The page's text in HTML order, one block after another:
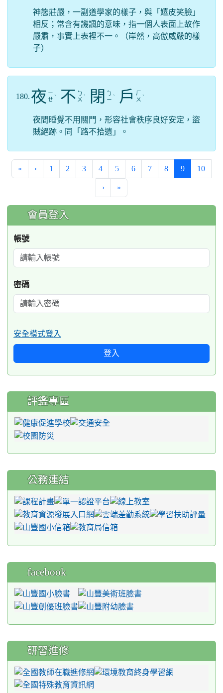
神態莊嚴，一副道學家的樣子，與「嬉皮笑臉」
相反；常含有譏諷的意味，指一個人表面上故作
嚴肅，事實上表裡不一。（岸然，高傲威嚴的樣
子）
180. 夜 ㄧ
ㄝˋ 不 ㄅ
ㄨ ˋ 閉
ㄅ
ㄧ ˋ 戶
ㄏ
ㄨ ˋ
夜間睡覺不用關門，形容社會秩序良好安定，盜
賊絕跡。同「路不拾遺」。
« ‹ 1 2 3 4 5 6 7 8 9(current)
10
› »
:::
會員登入
帳號
密碼
安全模式登入
登入
評鑑專區
公務連結
facebook
研習進修